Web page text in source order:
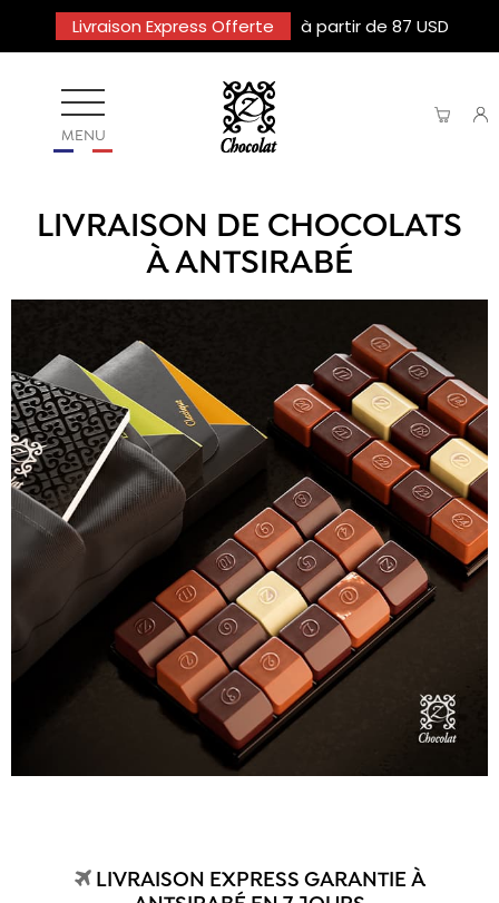
Livraison Express Offerte à partir de 87 USD
MENU
LIVRAISON DE CHOCOLATS
À ANTSIRABÉ
LIVRAISON EXPRESS GARANTIE À